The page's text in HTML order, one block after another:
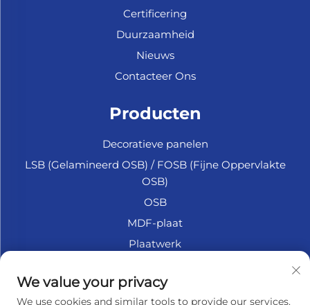
Certificering
Duurzaamheid
Nieuws
Contacteer Ons
Producten
Decoratieve panelen
LSB (Gelamineerd OSB) / FOSB (Fijne Oppervlakte
OSB)
OSB
MDF-plaat
Plaatwerk
Fiberplaat
We value your privacy
We use cookies and similar tools to provide our services.